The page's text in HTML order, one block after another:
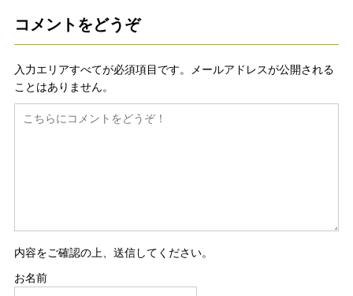
コメントをどうぞ
入力エリアすべてが必須項目です。メールアドレスが公開される
ことはありません。
内容をご確認の上、送信してください。
お名前